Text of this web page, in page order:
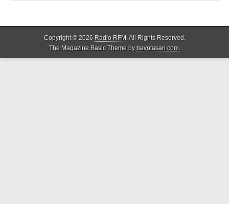
Copyright © 2026 Radio RFM. All Rights Reserved.
The Magazine Basic Theme bybavotasan.com.